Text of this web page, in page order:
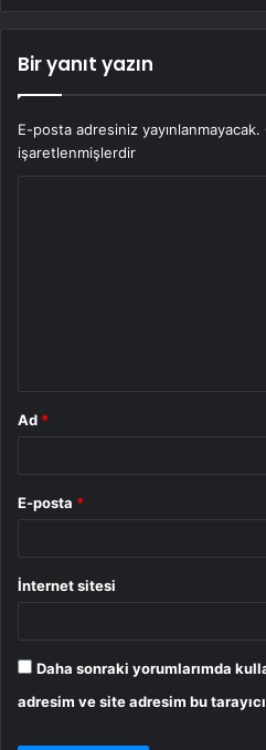
Bir yanıt yazın
E-posta adresiniz yayınlanmayacak.
işaretlenmişlerdir
Ad *
E-posta *
İnternet sitesi
Daha sonraki yorumlarımda
adresim ve site adresim bu